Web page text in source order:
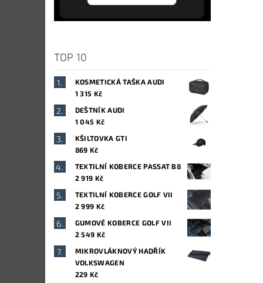
TOP 10
KOSMETICKÁ TAŠKA AUDI
1 315 Kč
DEŠTNÍK AUDI
1 045 Kč
KŠILTOVKA GTI
869 Kč
TEXTILNÍ KOBERCE PASSAT B8
2 919 Kč
TEXTILNÍ KOBERCE GOLF VII
2 999 Kč
GUMOVÉ KOBERCE GOLF VII
2 549 Kč
MIKROVLÁKNOVÝ HADŘÍK
VOLKSWAGEN
229 Kč